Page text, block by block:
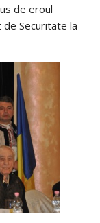
de eroul
Securitate la